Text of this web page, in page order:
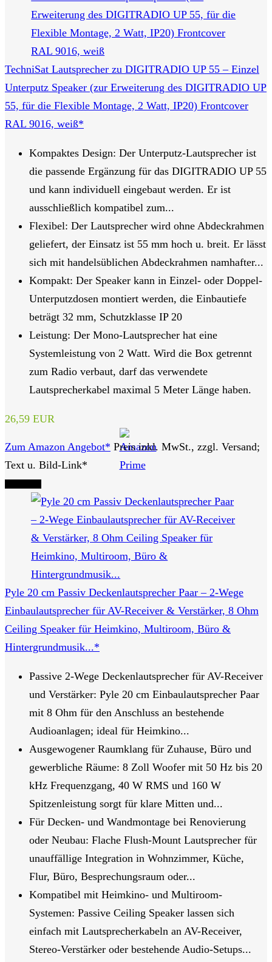
TechniSat Lautsprecher zu DIGITRADIO UP 55 – Einzel
Unterputz Speaker (zur Erweiterung des DIGITRADIO UP
55, für die Flexible Montage, 2 Watt, IP20) Frontcover
RAL 9016, weiß*
Kompaktes Design: Der Unterputz-Lautsprecher ist
die passende Ergänzung für das DIGITRADIO UP 55
und kann individuell eingebaut werden. Er ist
ausschließlich kompatibel zum...
Flexibel: Der Lautsprecher wird ohne Abdeckrahmen
geliefert, der Einsatz ist 55 mm hoch u. breit. Er lässt
sich mit handelsüblichen Abdeckrahmen namhafter...
Kompakt: Der Speaker kann in Einzel- oder Doppel-
Unterputzdosen montiert werden, die Einbautiefe
beträgt 32 mm, Schutzklasse IP 20
Leistung: Der Mono-Lautsprecher hat eine
Systemleistung von 2 Watt. Wird die Box getrennt
zum Radio verbaut, darf das verwendete
Lautsprecherkabel maximal 5 Meter Länge haben.
26,59 EUR
Zum Amazon Angebot* Preis inkl. MwSt., zzgl. Versand;
Text u. Bild-Link*
Pyle 20 cm Passiv Deckenlautsprecher Paar – 2-Wege
Einbaulautsprecher für AV-Receiver & Verstärker, 8 Ohm
Ceiling Speaker für Heimkino, Multiroom, Büro &
Hintergrundmusik...*
Passive 2-Wege Deckenlautsprecher für AV-Receiver
und Verstärker: Pyle 20 cm Einbaulautsprecher Paar
mit 8 Ohm für den Anschluss an bestehende
Audioanlagen; ideal für Heimkino...
Ausgewogener Raumklang für Zuhause, Büro und
gewerbliche Räume: 8 Zoll Woofer mit 50 Hz bis 20
kHz Frequenzgang, 40 W RMS und 160 W
Spitzenleistung sorgt für klare Mitten und...
Für Decken- und Wandmontage bei Renovierung
oder Neubau: Flache Flush-Mount Lautsprecher für
unauffällige Integration in Wohnzimmer, Küche,
Flur, Büro, Besprechungsraum oder...
Kompatibel mit Heimkino- und Multiroom-
Systemen: Passive Ceiling Speaker lassen sich
einfach mit Lautsprecherkabeln an AV-Receiver,
Stereo-Verstärker oder bestehende Audio-Setups...